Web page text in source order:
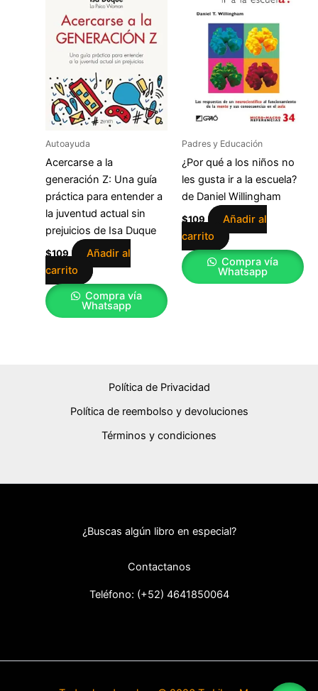
Autoayuda
Acercarse a la
generación Z: Una guía
práctica para entender a
la juventud actual sin
prejuicios de Isa Duque
$109
Añadir al
carrito
Compra vía
Whatsapp
Padres y Educación
¿Por qué a los niños no
les gusta ir a la escuela?
de Daniel Willingham
$109
Añadir al
carrito
Compra vía
Whatsapp
Política de Privacidad
Política de reembolso y devoluciones
Términos y condiciones
¿Buscas algún libro en especial?
Contactanos
Teléfono: (+52) 4641850064